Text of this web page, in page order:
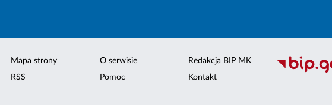
Mapa strony
RSS
O serwisie
Pomoc
Redakcja BIP MK
Kontakt